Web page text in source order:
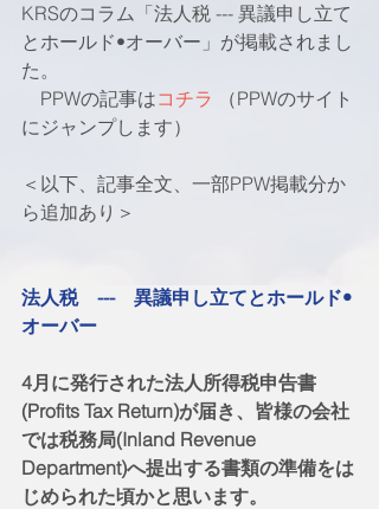
KRSのコラム「法人税 --- 異議申し立て
とホールド•オーバー」が掲載されまし
た。
PPWの記事はコチラ （PPWのサイト
にジャンプします）
＜以下、記事全文、一部PPW掲載分か
ら追加あり＞
法人税　---　異議申し立てとホールド•
オーバー
4月に発行された法人所得税申告書
(Profits Tax Return)が届き、皆様の会社
では税務局(Inland Revenue
Department)へ提出する書類の準備をは
じめられた頃かと思います。